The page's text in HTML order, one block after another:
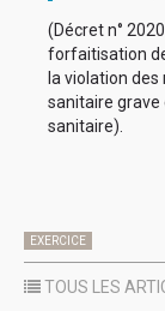
(Décret n°
forfaitisation
la violation
sanitaire grave
sanitaire).
EXERCICE
TOUS LES